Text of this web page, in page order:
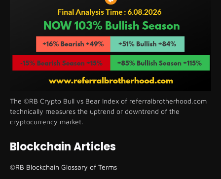
The ©RB Crypto Bull vs Bear Index of referralbrotherhood.com
technically measures the uptrend or downtrend of the
cryptocurrency market.
Blockchain Articles
©RB Blockchain Glossary of Terms